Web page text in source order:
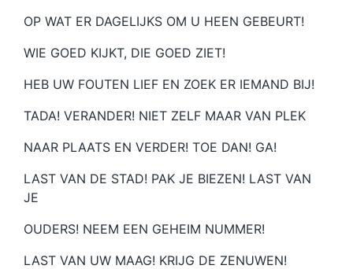
OP WAT ER DAGELIJKS OM U HEEN GEBEURT!
WIE GOED KIJKT, DIE GOED ZIET!
HEB UW FOUTEN LIEF EN ZOEK ER IEMAND BIJ!
TADA! VERANDER! NIET ZELF MAAR VAN PLEK
NAAR PLAATS EN VERDER! TOE DAN! GA!
LAST VAN DE STAD! PAK JE BIEZEN! LAST VAN
JE
OUDERS! NEEM EEN GEHEIM NUMMER!
LAST VAN UW MAAG! KRIJG DE ZENUWEN!